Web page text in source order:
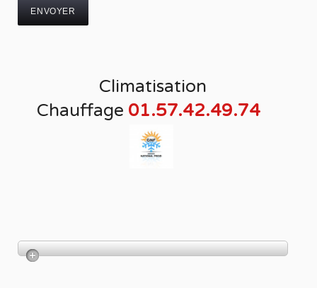
Climatisation
Chauffage 01.57.42.49.74